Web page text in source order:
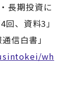
長期投資に
、資料3」
信白書」
wh